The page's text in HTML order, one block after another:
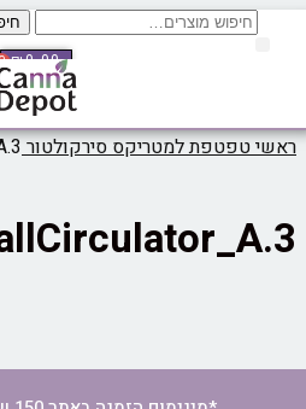
₪0.00
ראשיטפטפת למטריקס סירקולטור